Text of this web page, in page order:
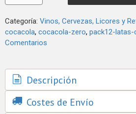
Categoría: Vinos, Cervezas, Licores y
cocacola cocacola-zero pack12-
Comentarios
Descripción
Costes de Envío